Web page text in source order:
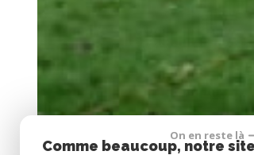
On en reste là
Comme beaucoup, notre site